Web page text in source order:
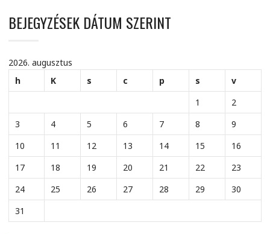
BEJEGYZÉSEK DÁTUM SZERINT
2026. augusztus
h
K s c p s
v
1
2
3
4 5 6 7 8
9
10
11 12 13 14 15
16
17
18 19 20 21 22
23
24
25 26 27 28 29
30
31